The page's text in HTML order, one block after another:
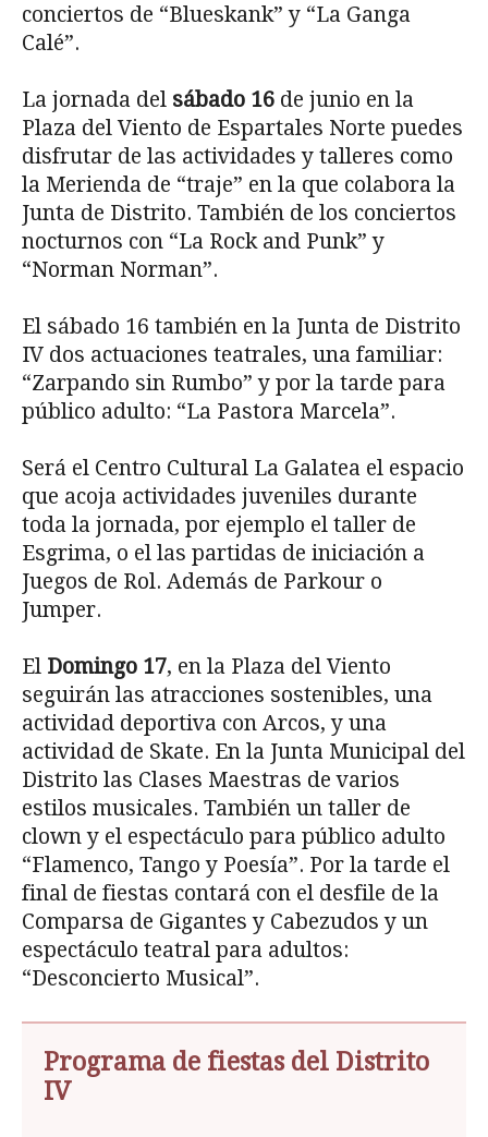
conciertos de “Blueskank” y “La Ganga
Calé”.
La jornada del sábado 16 de junio en la
Plaza del Viento de Espartales Norte puedes
disfrutar de las actividades y talleres como
la Merienda de “traje” en la que colabora la
Junta de Distrito. También de los conciertos
nocturnos con “La Rock and Punk” y
“Norman Norman”.
El sábado 16 también en la Junta de Distrito
IV dos actuaciones teatrales, una familiar:
“Zarpando sin Rumbo” y por la tarde para
público adulto: “La Pastora Marcela”.
Será el Centro Cultural La Galatea el espacio
que acoja actividades juveniles durante
toda la jornada, por ejemplo el taller de
Esgrima, o el las partidas de iniciación a
Juegos de Rol. Además de Parkour o
Jumper.
El Domingo 17, en la Plaza del Viento
seguirán las atracciones sostenibles, una
actividad deportiva con Arcos, y una
actividad de Skate. En la Junta Municipal del
Distrito las Clases Maestras de varios
estilos musicales. También un taller de
clown y el espectáculo para público adulto
“Flamenco, Tango y Poesía”. Por la tarde el
final de fiestas contará con el desfile de la
Comparsa de Gigantes y Cabezudos y un
espectáculo teatral para adultos:
“Desconcierto Musical”.
Programa de fiestas del Distrito
IV